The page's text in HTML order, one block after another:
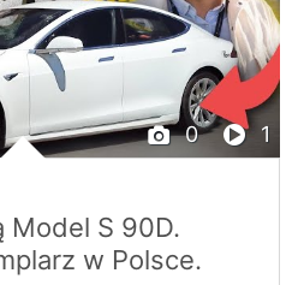
0 1
Model S 90D.
w Polsce.